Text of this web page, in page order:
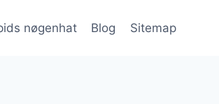
nøgenhat Blog Sitemap